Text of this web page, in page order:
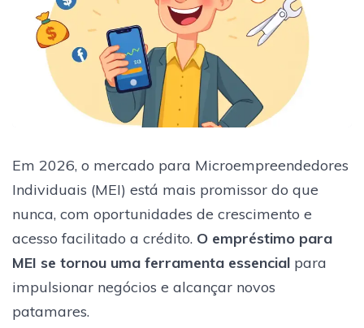
Em 2026, o mercado para Microempreendedores
Individuais (MEI) está mais promissor do que
nunca, com oportunidades de crescimento e
acesso facilitado a crédito. O empréstimo para
MEI se tornou uma ferramenta essencial para
impulsionar negócios e alcançar novos
patamares.